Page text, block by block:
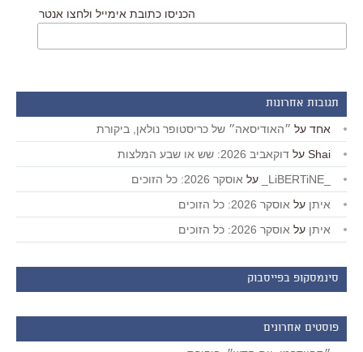
הכניסו כתובת אימייל ולחצו אנטר
תגובות אחרונות
אחד על ״האודיסאה״ של כריסטופר נולאן, ביקורת
Shai על דוקאביב 2026: שש או שבע המלצות
על אוסקר 2026: כל הזוכים
איתן על אוסקר 2026: כל הזוכים
איתן על אוסקר 2026: כל הזוכים
סינמסקופ בפייסבוק
פוסטים אחרונים